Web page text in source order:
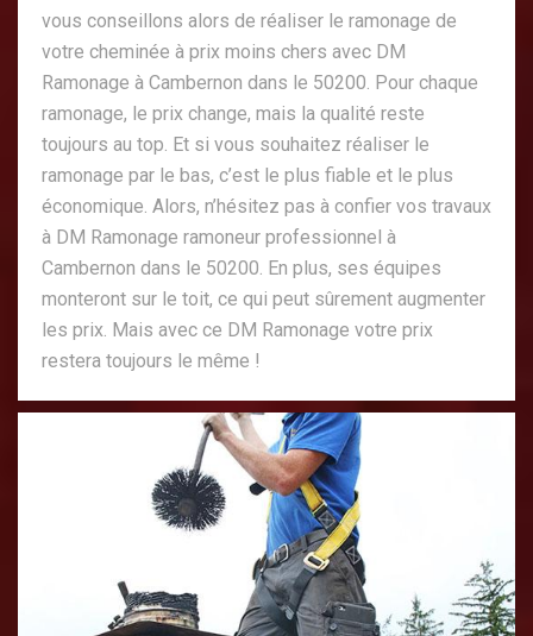
vous conseillons alors de réaliser le ramonage de
votre cheminée à prix moins chers avec DM
Ramonage à Cambernon dans le 50200. Pour chaque
ramonage, le prix change, mais la qualité reste
toujours au top. Et si vous souhaitez réaliser le
ramonage par le bas, c’est le plus fiable et le plus
économique. Alors, n’hésitez pas à confier vos travaux
à DM Ramonage ramoneur professionnel à
Cambernon dans le 50200. En plus, ses équipes
monteront sur le toit, ce qui peut sûrement augmenter
les prix. Mais avec ce DM Ramonage votre prix
restera toujours le même !